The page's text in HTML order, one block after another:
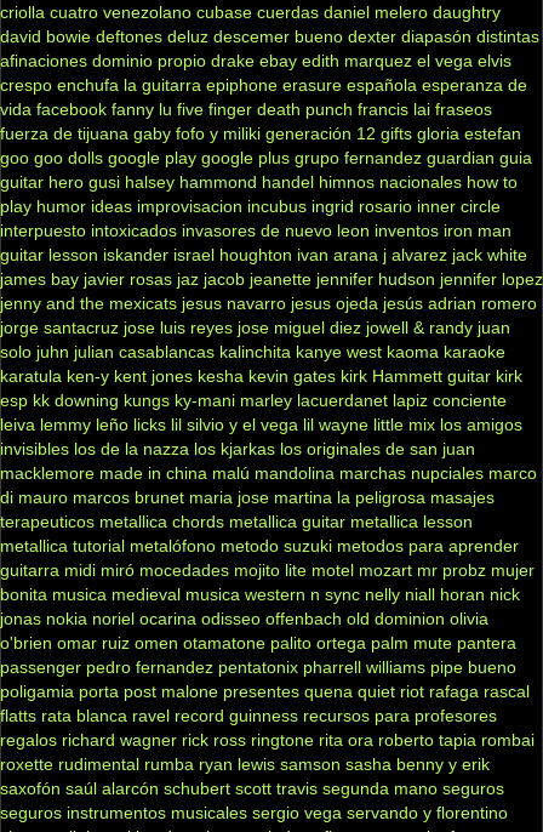
criolla cuatro venezolano cubase cuerdas daniel melero daughtry
david bowie deftones deluz descemer bueno dexter diapasón distintas
afinaciones dominio propio drake ebay edith marquez el vega elvis
crespo enchufa la guitarra epiphone erasure española esperanza de
vida facebook fanny lu five finger death punch francis lai fraseos
fuerza de tijuana gaby fofo y miliki generación 12 gifts gloria estefan
goo goo dolls google play google plus grupo fernandez guardian guia
guitar hero gusi halsey hammond handel himnos nacionales how to
play humor ideas improvisacion incubus ingrid rosario inner circle
interpuesto intoxicados invasores de nuevo leon inventos iron man
guitar lesson iskander israel houghton ivan arana j alvarez jack white
james bay javier rosas jaz jacob jeanette jennifer hudson jennifer lopez
jenny and the mexicats jesus navarro jesus ojeda jesús adrian romero
jorge santacruz jose luis reyes jose miguel diez jowell & randy juan
solo juhn julian casablancas kalinchita kanye west kaoma karaoke
karatula ken-y kent jones kesha kevin gates kirk Hammett guitar kirk
esp kk downing kungs ky-mani marley lacuerdanet lapiz conciente
leiva lemmy leño licks lil silvio y el vega lil wayne little mix los amigos
invisibles los de la nazza los kjarkas los originales de san juan
macklemore made in china malú mandolina marchas nupciales marco
di mauro marcos brunet maria jose martina la peligrosa masajes
terapeuticos metallica chords metallica guitar metallica lesson
metallica tutorial metalófono metodo suzuki metodos para aprender
guitarra midi miró mocedades mojito lite motel mozart mr probz mujer
bonita musica medieval musica western n sync nelly niall horan nick
jonas nokia noriel ocarina odisseo offenbach old dominion olivia
o'brien omar ruiz omen otamatone palito ortega palm mute pantera
passenger pedro fernandez pentatonix pharrell williams pipe bueno
poligamia porta post malone presentes quena quiet riot rafaga rascal
flatts rata blanca ravel record guinness recursos para profesores
regalos richard wagner rick ross ringtone rita ora roberto tapia rombai
roxette rudimental rumba ryan lewis samson sasha benny y erik
saxofón saúl alarcón schubert scott travis segunda mano seguros
seguros instrumentos musicales sergio vega servando y florentino